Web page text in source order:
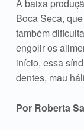
A baixa
Boca Seca,
também
engolir os
início, essa
dentes, mau
Por Roberta